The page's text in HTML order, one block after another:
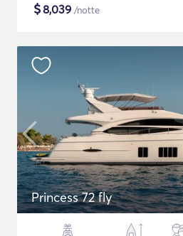
$8,039 /notte
Princess 72 fly